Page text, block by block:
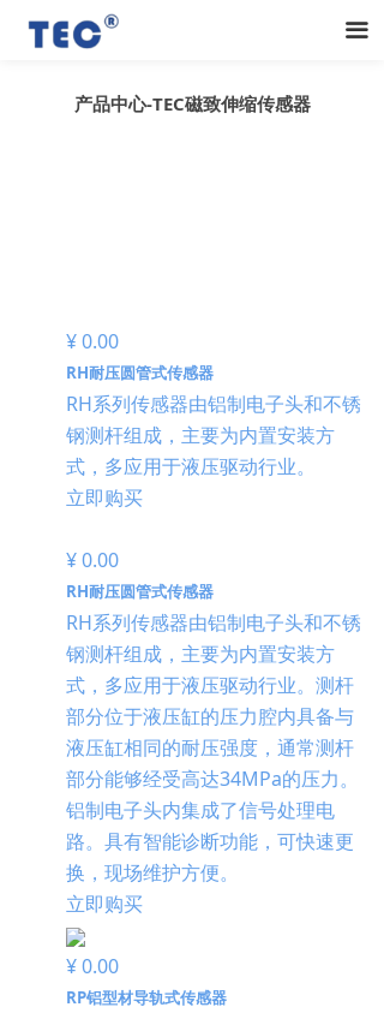
끀
产品中心-TEC磁致伸缩传感器
¥ 0.00
RH耐压圆管式传感器
RH系列传感器由铝制电子头和不锈
钢测杆组成，主要为内置安装方
式，多应用于液压驱动行业。
立即购买
¥ 0.00
RH耐压圆管式传感器
RH系列传感器由铝制电子头和不锈
钢测杆组成，主要为内置安装方
式，多应用于液压驱动行业。测杆
部分位于液压缸的压力腔内具备与
液压缸相同的耐压强度，通常测杆
部分能够经受高达34MPa的压力。
铝制电子头内集成了信号处理电
路。具有智能诊断功能，可快速更
换，现场维护方便。
立即购买
¥ 0.00
RP铝型材导轨式传感器